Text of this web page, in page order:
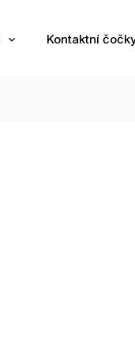
Kontaktní